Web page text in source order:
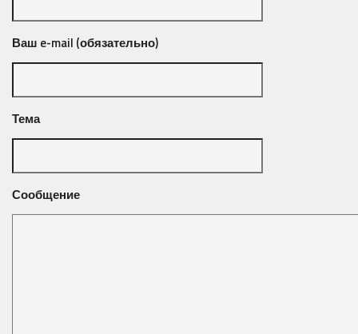
Ваш e-mail (обязательно)
Тема
Сообщение